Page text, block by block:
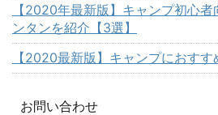
【2020年最新版】キャンプ初心
ンタンを紹介【3選】
【2020最新版】キャンプにおす
お問い合わせ